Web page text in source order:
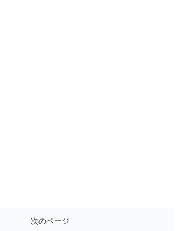
次のページ